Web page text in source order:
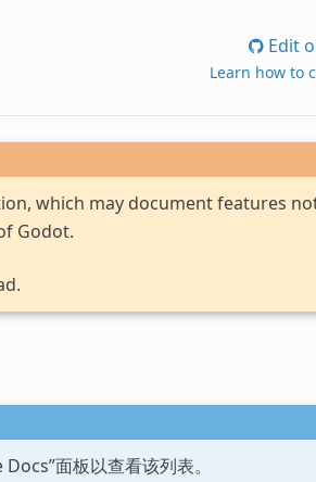
Edit
Learn how to
which may document features
Godot.
面板以查看该列表。